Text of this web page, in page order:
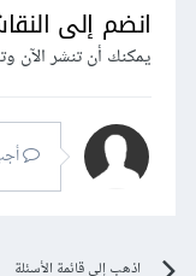
انضم إلى
يمكنك أن تنشر الآن
اذهب إلى قائمة الأسئلة